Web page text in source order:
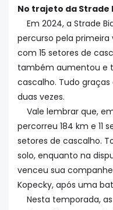
No trajeto da Strade
Em 2024, a Strade
percurso pela primeira
com 15 setores de
também aumentou e
cascalho. Tudo graças
duas vezes.
Vale lembrar que,
percorreu 184 km e 11
setores de cascalho.
solo, enquanto na
venceu sua
Kopecky, após uma
Nesta temporada, as